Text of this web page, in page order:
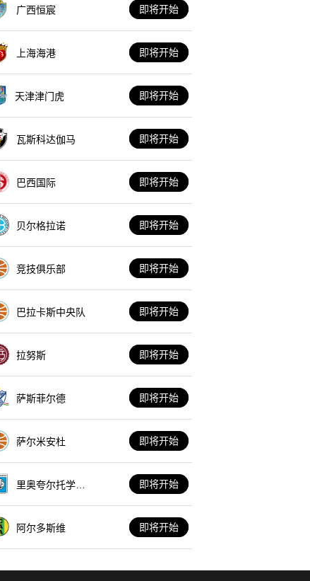
广西恒宸 即将开始
上海海港 即将开始
天津津门虎 即将开始
瓦斯科达伽马 即将开始
巴西国际 即将开始
贝尔格拉诺 即将开始
竞技俱乐部 即将开始
巴拉卡斯中央队 即将开始
拉努斯 即将开始
萨斯菲尔德 即将开始
萨尔米安杜 即将开始
里奥夸尔托学生
即将开始
阿尔多斯维 即将开始